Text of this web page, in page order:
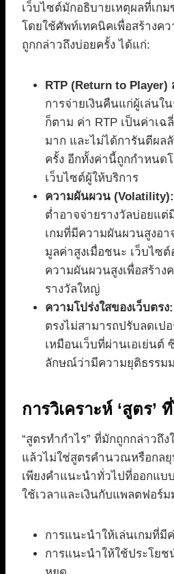
เว็บไซต์มักอธิบายเหตุผลที่เก
โดยใช้ศัพท์เทคนิคเพื่อสร้างค
ถูกกล่าวถึงบ่อยครั้ง ได้แก่:
RTP (Return to Player)
การจ่ายเงินคืนแก่ผู้เล่นใ
ก็ตาม ค่า RTP เป็นค่าเฉ
มาก และไม่ได้การันตีผล
ครั้ง อีกทั้งค่านี้ถูกกำหนด
เว็บไซต์ผู้ให้บริการ
ความผันผวน (Volatility):
ต่ำอาจจ่ายรางวัลบ่อยแ
เกมที่มีความผันผวนสูงอา
มูลค่าสูงเมื่อชนะ เว็บไซ
ความผันผวนสูงเพื่อสร้าง
รางวัลใหญ่
ความโปร่งใสของเว็บตรง:
ตรงไม่สามารถปรับลดเป
เหมือนเว็บที่ผ่านเอเย่นต์
ลักษณ์ว่ามีความยุติธรรม
การวิเคราะห์ ‘สูตร’
“สูตรทำกำไร” ที่มักถูกกล่าวถึ
แล้วไม่ใช่สูตรคำนวณหรือกล
เพียงคำแนะนำทั่วไปที่ออกแบ
ใช้เวลาและเงินกับแพลตฟอร์
การแนะนำให้เล่นเกมที่มี
การแนะนำให้ใช้ประโย